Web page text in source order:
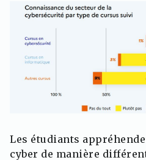
Les étudiants
cyber de manière